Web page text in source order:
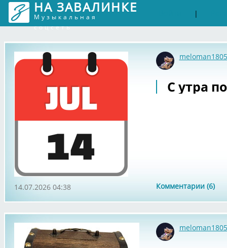
НА ЗАВАЛИНКЕ
Музыкальная
соцсеть
|
meloman1805
С утра
Комментарии (6)
14.07.2026 04:38
meloman1805